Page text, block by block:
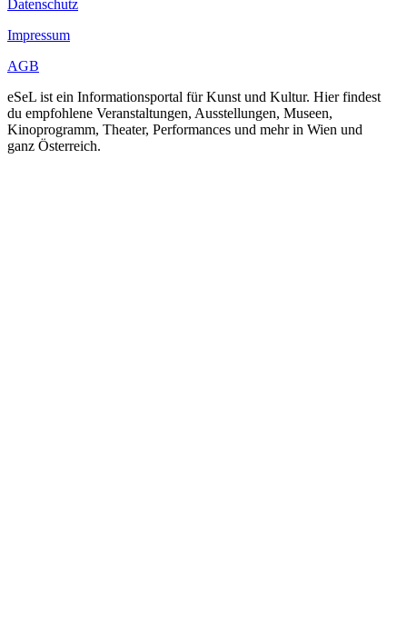
Datenschutz
Impressum
AGB
eSeL ist ein Informationsportal für Kunst und Kultur. Hier findest
du empfohlene Veranstaltungen, Ausstellungen, Museen,
Kinoprogramm, Theater, Performances und mehr in Wien und
ganz Österreich.